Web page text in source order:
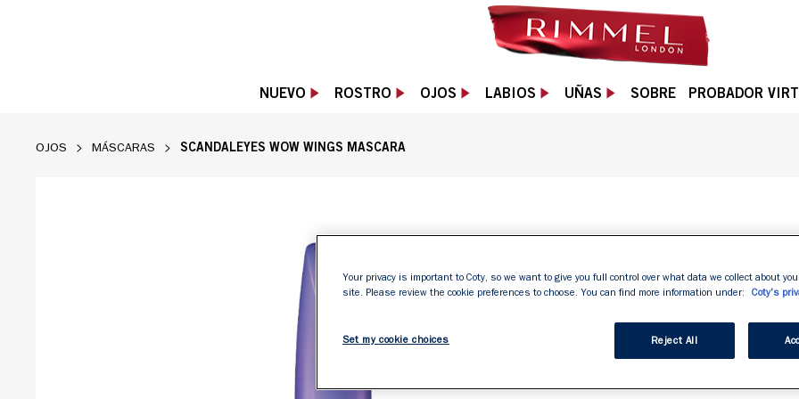
NUEVO ROSTRO OJOS LABIOS UÑAS SOBRE PROBADOR
OJOS MÁSCARAS SCANDALEYES WOW WINGS MASCARA
MASCARA
Volumen
Your privacy is important to Coty, so we want to give you full control over what data we collect about
site. Please review the cookie preferences to choose. You can find more information under:
Coty's
Set my cookie choices Reject All